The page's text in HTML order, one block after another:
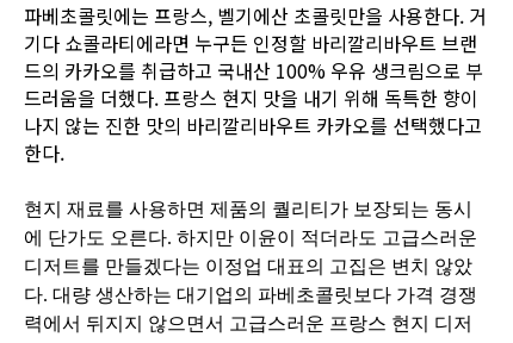
파베초콜릿에는 프랑스, 벨기에산 초콜릿만을 사용한다. 거
기다 쇼콜라티에라면 누구든 인정할 바리깔리바우트 브랜
드의 카카오를 취급하고 국내산 100% 우유 생크림으로 부
드러움을 더했다. 프랑스 현지 맛을 내기 위해 독특한 향이
나지 않는 진한 맛의 바리깔리바우트 카카오를 선택했다고
한다.
현지 재료를 사용하면 제품의 퀄리티가 보장되는 동시
에 단가도 오른다. 하지만 이윤이 적더라도 고급스러운
디저트를 만들겠다는 이정업 대표의 고집은 변치 않았
다. 대량 생산하는 대기업의 파베초콜릿보다 가격 경쟁
력에서 뒤지지 않으면서 고급스러운 프랑스 현지 디저